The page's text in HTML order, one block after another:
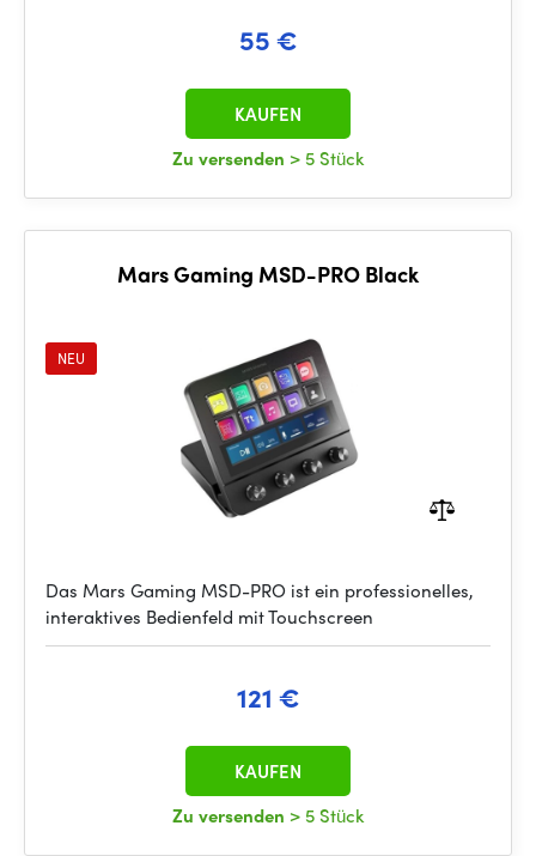
55 €
Zu versenden > 5 Stück
KAUFEN
Mars Gaming MSD-PRO Black
NEU
Das Mars Gaming MSD-PRO ist ein professionelles,
interaktives Bedienfeld mit Touchscreen
121 €
Zu versenden > 5 Stück
KAUFEN